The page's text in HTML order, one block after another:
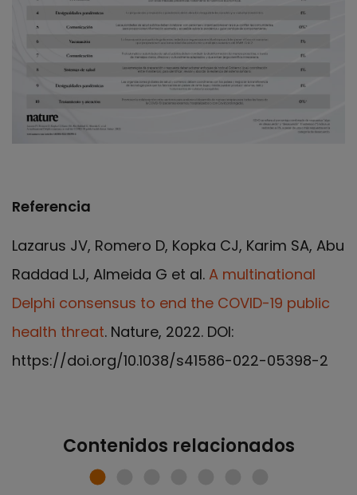
Referencia
Lazarus JV, Romero D, Kopka CJ, Karim SA, Abu
Raddad LJ, Almeida G et al. A multinational
Delphi consensus to end the COVID-19 public
health threat. Nature, 2022. DOI:
https://doi.org/10.1038/s41586-022-05398-2
Contenidos relacionados